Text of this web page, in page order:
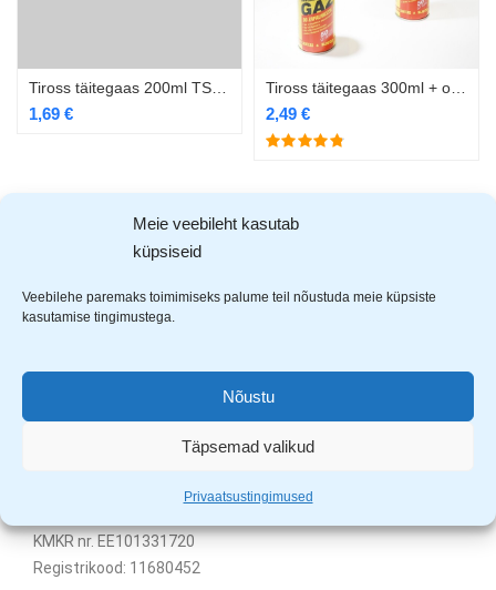
Meie veebileht kasutab
küpsiseid
Veebilehe paremaks toimimiseks palume teil nõustuda meie küpsiste
kasutamise tingimustega.
Nõustu
Täpsemad valikud
Privaatsustingimused
1,69 € 2,49 €
KMKR nr. EE101331720
Registrikood: 11680452